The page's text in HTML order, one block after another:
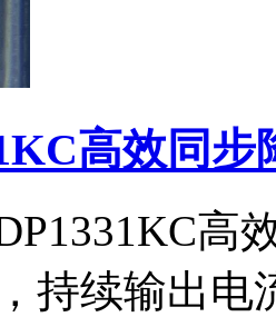
高效同
高
持续输出